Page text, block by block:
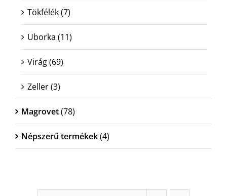
Tökfélék(7)
Uborka (11)
Virág(69)
Zeller(3)
Magrovet(78)
Népszerű termékek(4)